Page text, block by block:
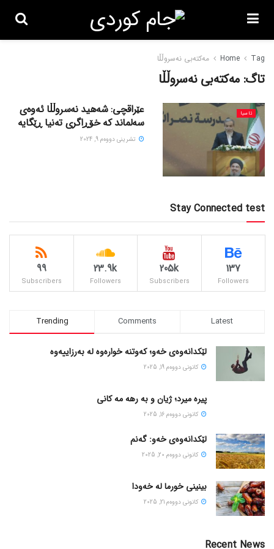
Home Tag مەکتەبی نەسروڵڵا
تاگ: مەکتەبی نەسروڵڵا
ئاسیا
عێراقچی: شەهید نەسروڵڵا ئەوەی
سەلماند کە خۆڕاگری تەنیا ڕێگایە
تشرینی دووه‌م 9, 2024
Stay Connected test
137
Followers
205k
Subscribers
23.9k
Followers
99
Subscribers
Trending Comments Latest
لێکدانەوەی خەو؛ کەوتنە خوارەوە لە بەرزاییەوە
كانونی دووه‌م 19, 2025
پیره میرد؛ ژیان و به رهه مه کانی
كانونی دووه‌م 16, 2025
لێکدانەوەی خەو: گەنم
كانونی دووه‌م 20, 2025
بینینی خورما لە خەودا
كانونی دووه‌م 21, 2025
Recent News